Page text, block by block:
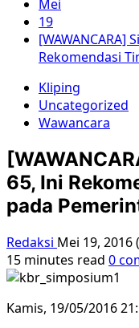
Mei
19
[WAWANCARA]
Rekomendasi
Kliping
Uncategorized
Wawancara
65, Ini
pada
Redaksi Mei 19, 2016
15 minutes read 0
Kamis, 19/05/2016